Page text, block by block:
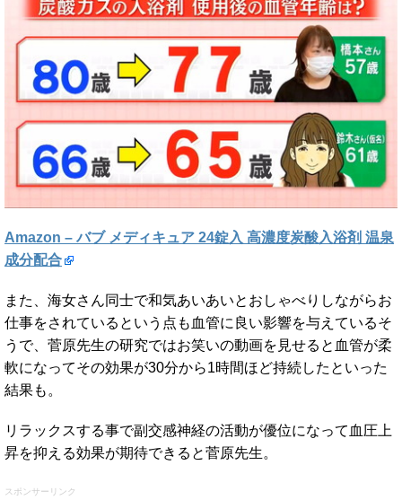
Amazon – バブ メディキュア 24錠入 高濃度炭酸入浴剤 温泉
成分配合
また、海女さん同士で和気あいあいとおしゃべりしながらお
仕事をされているという点も血管に良い影響を与えているそ
うで、菅原先生の研究ではお笑いの動画を見せると血管が柔
軟になってその効果が30分から1時間ほど持続したといった
結果も。
リラックスする事で副交感神経の活動が優位になって血圧上
昇を抑える効果が期待できると菅原先生。
スポンサーリンク